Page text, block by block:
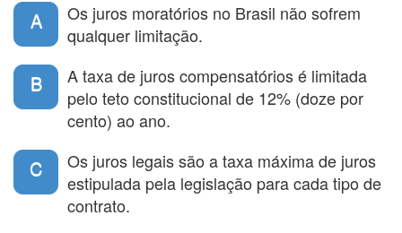
A
Os juros moratórios no Brasil não sofrem
qualquer limitação.
B
A taxa de juros compensatórios é limitada
pelo teto constitucional de 12% (doze por
cento) ao ano.
C
Os juros legais são a taxa máxima de juros
estipulada pela legislação para cada tipo de
contrato.